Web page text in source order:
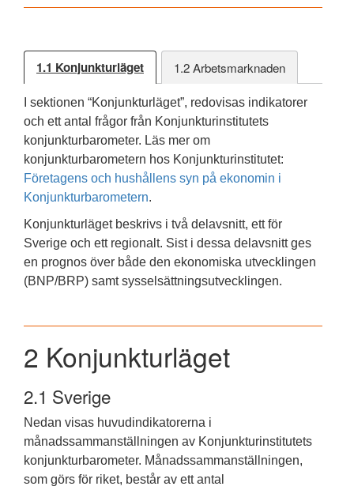
1.1 Konjunkturläget 1.2Arbetsmarknaden
I sektionen “Konjunkturläget”, redovisas indikatorer
och ett antal frågor från Konjunkturinstitutets
konjunkturbarometer. Läs mer om
konjunkturbarometern hos Konjunkturinstitutet:
Företagens och hushållens syn på ekonomin i
Konjunkturbarometern.
Konjunkturläget beskrivs i två delavsnitt, ett för
Sverige och ett regionalt. Sist i dessa delavsnitt ges
en prognos över både den ekonomiska utvecklingen
(BNP/BRP) samt sysselsättningsutvecklingen.
2 Konjunkturläget
2.1 Sverige
Nedan visas huvudindikatorerna i
månadssammanställningen av Konjunkturinstitutets
konjunkturbarometer. Månadssammanställningen,
som görs för riket, består av ett antal